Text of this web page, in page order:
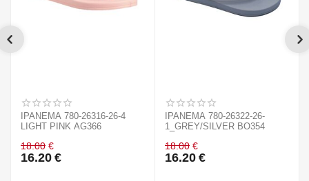
IPANEMA 780-26316-26-4
LIGHT PINK AG366
18.00 €
16.20 €
IPANEMA 780-26322-26-
1_GREY/SILVER BO354
18.00 €
16.20 €